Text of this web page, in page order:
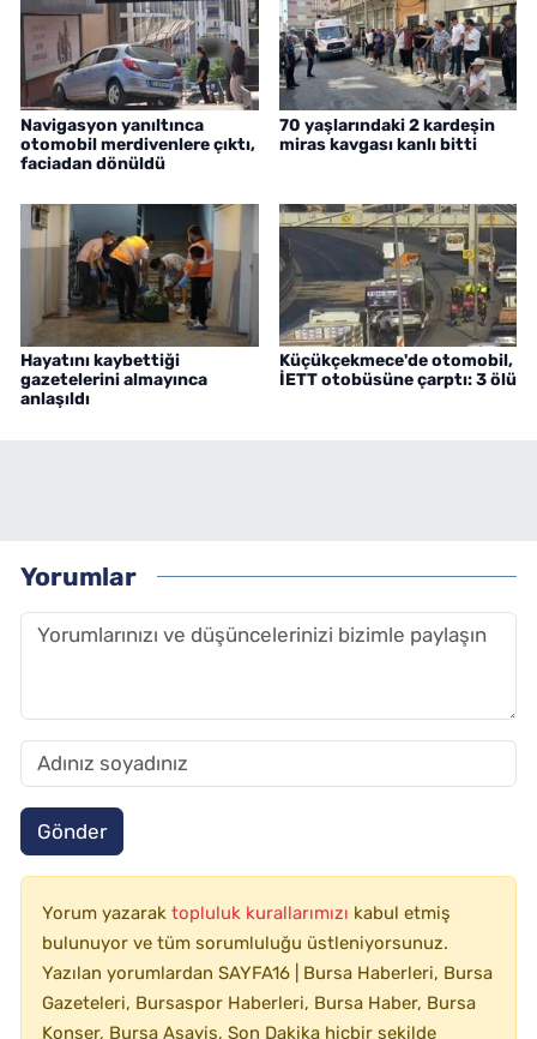
Navigasyon yanıltınca
otomobil merdivenlere çıktı,
faciadan dönüldü
70 yaşlarındaki 2 kardeşin
miras kavgası kanlı bitti
Hayatını kaybettiği
gazetelerini almayınca
anlaşıldı
Küçükçekmece'de otomobil,
İETT otobüsüne çarptı: 3 ölü
Yorumlar
Gönder
Yorum yazarak topluluk kurallarımızı kabul etmiş
bulunuyor ve tüm sorumluluğu üstleniyorsunuz.
Yazılan yorumlardan SAYFA16 | Bursa Haberleri, Bursa
Gazeteleri, Bursaspor Haberleri, Bursa Haber, Bursa
Konser, Bursa Asayiş, Son Dakika hiçbir şekilde